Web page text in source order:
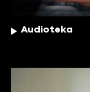
Audioteka